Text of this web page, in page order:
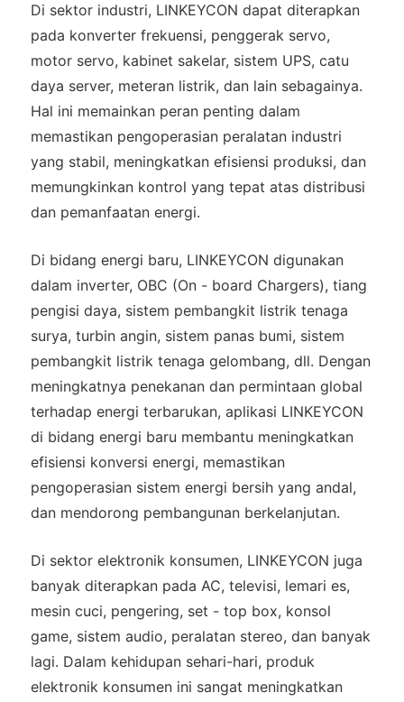
Di sektor industri, LINKEYCON dapat diterapkan
pada konverter frekuensi, penggerak servo,
motor servo, kabinet sakelar, sistem UPS, catu
daya server, meteran listrik, dan lain sebagainya.
Hal ini memainkan peran penting dalam
memastikan pengoperasian peralatan industri
yang stabil, meningkatkan efisiensi produksi, dan
memungkinkan kontrol yang tepat atas distribusi
dan pemanfaatan energi.
Di bidang energi baru, LINKEYCON digunakan
dalam inverter, OBC (On - board Chargers), tiang
pengisi daya, sistem pembangkit listrik tenaga
surya, turbin angin, sistem panas bumi, sistem
pembangkit listrik tenaga gelombang, dll. Dengan
meningkatnya penekanan dan permintaan global
terhadap energi terbarukan, aplikasi LINKEYCON
di bidang energi baru membantu meningkatkan
efisiensi konversi energi, memastikan
pengoperasian sistem energi bersih yang andal,
dan mendorong pembangunan berkelanjutan.
Di sektor elektronik konsumen, LINKEYCON juga
banyak diterapkan pada AC, televisi, lemari es,
mesin cuci, pengering, set - top box, konsol
game, sistem audio, peralatan stereo, dan banyak
lagi. Dalam kehidupan sehari-hari, produk
elektronik konsumen ini sangat meningkatkan